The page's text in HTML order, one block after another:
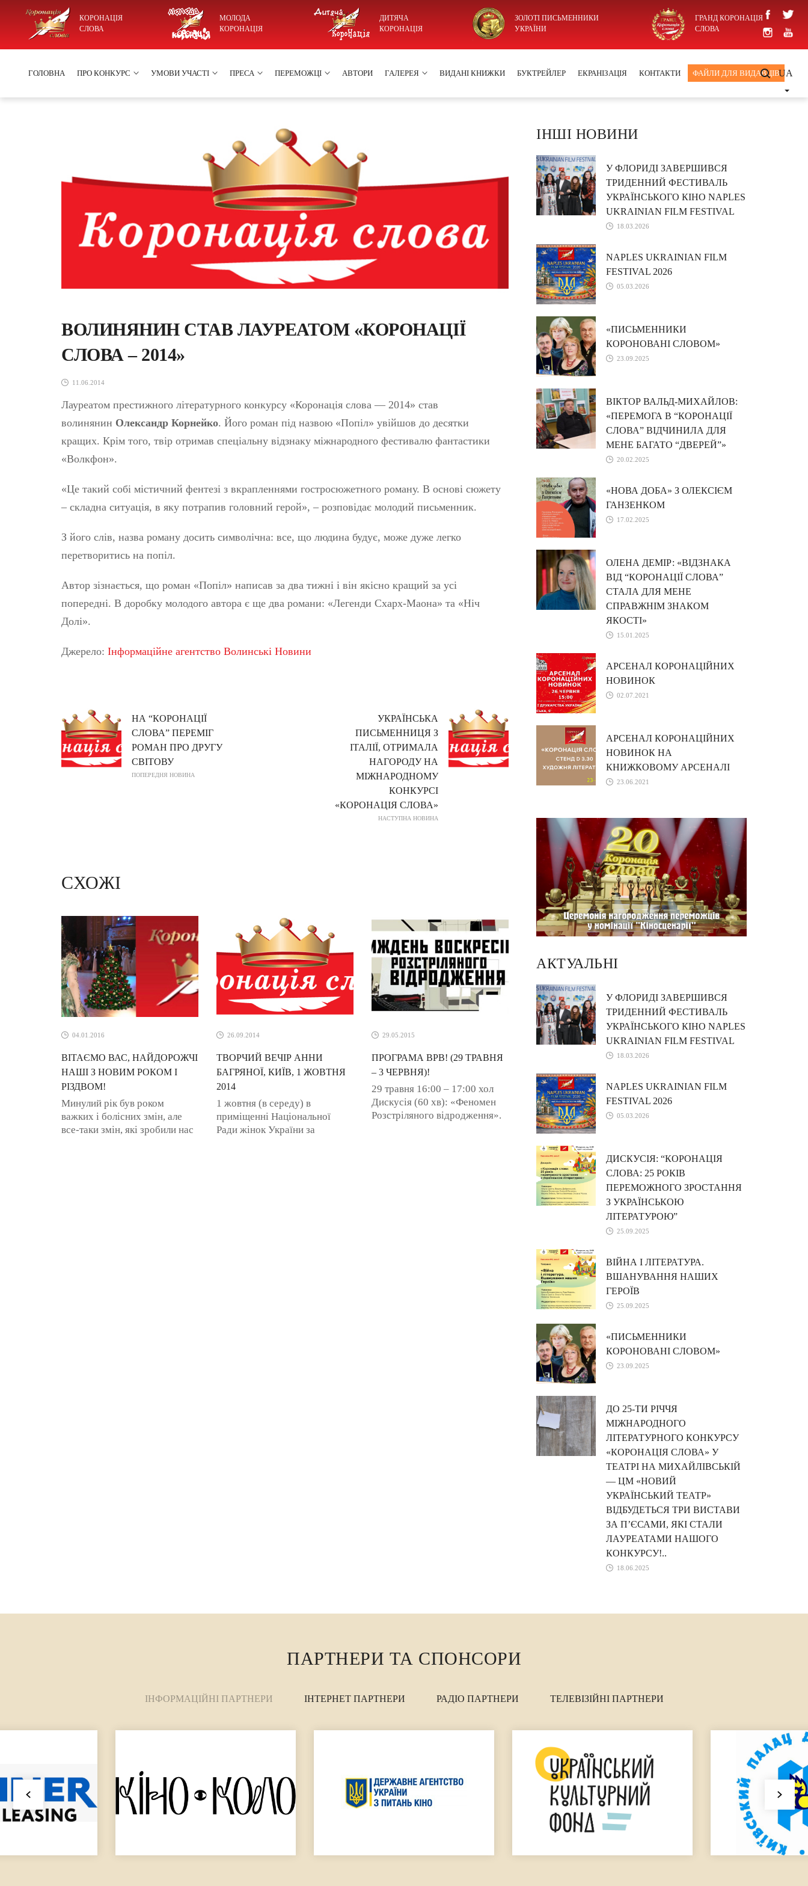
КОРОНАЦІЯ
СЛОВА
МОЛОДА
КОРОНАЦІЯ
ДИТЯЧА
КОРОНАЦІЯ
ЗОЛОТІ ПИСЬМЕННИКИ
УКРАЇНИ
ГРАНД КОРОНАЦІЯ
СЛОВА
ГОЛОВНА ПРО КОНКУРС УМОВИ УЧАСТІ ПРЕСА ПЕРЕМОЖЦІ АВТОРИ ГАЛЕРЕЯ ВИДАНІ КНИЖКИ БУКТРЕЙЛЕР ЕКРАНІЗАЦІЯ КОНТАКТИ ФАЙЛИ ДЛЯ ВИДАВЦІВUA
ВОЛИНЯНИН СТАВ ЛАУРЕАТОМ «КОРОНАЦІЇ
СЛОВА – 2014»
11.06.2014
Лауреатом престижного літературного конкурсу «Коронація слова — 2014» став
волинянин Олександр Корнейко. Його роман під назвою «Попіл» увійшов до десятки
кращих. Крім того, твір отримав спеціальну відзнаку міжнародного фестивалю фантастики
«Волкфон».
«Це такий собі містичний фентезі з вкрапленнями гостросюжетного роману. В основі сюжету
– складна ситуація, в яку потрапив головний герой», – розповідає молодий письменник.
З його слів, назва роману досить символічна: все, що людина будує, може дуже легко
перетворитись на попіл.
Автор зізнається, що роман «Попіл» написав за два тижні і він якісно кращий за усі
попередні. В доробку молодого автора є ще два романи: «Легенди Схарх-Маона» та «Ніч
Долі».
Джерело: Інформаційне агентство Волинські Новини
НА “КОРОНАЦІЇ
СЛОВА” ПЕРЕМІГ
РОМАН ПРО ДРУГУ
СВІТОВУ
ПОПЕРЕДНЯ НОВИНА
УКРАЇНСЬКА
ПИСЬМЕННИЦЯ З
ІТАЛІЇ, ОТРИМАЛА
НАГОРОДУ НА
МІЖНАРОДНОМУ
КОНКУРСІ
«КОРОНАЦІЯ СЛОВА»
НАСТУПНА НОВИНА
СХОЖІ
04.01.2016
ВІТАЄМО ВАС, НАЙДОРОЖЧІ
НАШІ З НОВИМ РОКОМ І
РІЗДВОМ!
Минулий рік був роком
важких і болісних змін, але
все-таки змін, які зробили нас
26.09.2014
ТВОРЧИЙ ВЕЧІР АННИ
БАГРЯНОЇ, КИЇВ, 1 ЖОВТНЯ
2014
1 жовтня (в середу) в
приміщенні Національної
Ради жінок України за
29.05.2015
ПРОГРАМА ВРВ! (29 ТРАВНЯ
– 3 ЧЕРВНЯ)!
29 травня 16:00 – 17:00 хол
Дискусія (60 хв): «Феномен
Розстріляного відродження».
ІНШІ НОВИНИ
У ФЛОРИДІ ЗАВЕРШИВСЯ
ТРИДЕННИЙ ФЕСТИВАЛЬ
УКРАЇНСЬКОГО КІНО NAPLES
UKRAINIAN FILM FESTIVAL
18.03.2026
NAPLES UKRAINIAN FILM
FESTIVAL 2026
05.03.2026
«ПИСЬМЕННИКИ
КОРОНОВАНІ СЛОВОМ»
23.09.2025
ВІКТОР ВАЛЬД-МИХАЙЛОВ:
«ПЕРЕМОГА В “КОРОНАЦІЇ
СЛОВА” ВІДЧИНИЛА ДЛЯ
МЕНЕ БАГАТО “ДВЕРЕЙ”»
20.02.2025
«НОВА ДОБА» З ОЛЕКСІЄМ
ГАНЗЕНКОМ
17.02.2025
ОЛЕНА ДЕМІР: «ВІДЗНАКА
ВІД “КОРОНАЦІЇ СЛОВА”
СТАЛА ДЛЯ МЕНЕ
СПРАВЖНІМ ЗНАКОМ
ЯКОСТІ»
15.01.2025
АРСЕНАЛ КОРОНАЦІЙНИХ
НОВИНОК
02.07.2021
АРСЕНАЛ КОРОНАЦІЙНИХ
НОВИНОК НА
КНИЖКОВОМУ АРСЕНАЛІ
23.06.2021
АКТУАЛЬНІ
У ФЛОРИДІ ЗАВЕРШИВСЯ
ТРИДЕННИЙ ФЕСТИВАЛЬ
УКРАЇНСЬКОГО КІНО NAPLES
UKRAINIAN FILM FESTIVAL
18.03.2026
NAPLES UKRAINIAN FILM
FESTIVAL 2026
05.03.2026
ДИСКУСІЯ: “КОРОНАЦІЯ
СЛОВА: 25 РОКІВ
ПЕРЕМОЖНОГО ЗРОСТАННЯ
З УКРАЇНСЬКОЮ
ЛІТЕРАТУРОЮ”
25.09.2025
ВІЙНА І ЛІТЕРАТУРА.
ВШАНУВАННЯ НАШИХ
ГЕРОЇВ
25.09.2025
«ПИСЬМЕННИКИ
КОРОНОВАНІ СЛОВОМ»
23.09.2025
ДО 25-ТИ РІЧЧЯ
МІЖНАРОДНОГО
ЛІТЕРАТУРНОГО КОНКУРСУ
«КОРОНАЦІЯ СЛОВА» У
ТЕАТРІ НА МИХАЙЛІВСЬКІЙ
— ЦМ «НОВИЙ
УКРАЇНСЬКИЙ ТЕАТР»
ВІДБУДЕТЬСЯ ТРИ ВИСТАВИ
ЗА П’ЄСАМИ, ЯКІ СТАЛИ
ЛАУРЕАТАМИ НАШОГО
КОНКУРСУ!..
18.06.2025
ПАРТНЕРИ ТА СПОНСОРИ
ІНФОРМАЦІЙНІ ПАРТНЕРИ ІНТЕРНЕТ ПАРТНЕРИ РАДІО ПАРТНЕРИ ТЕЛЕВІЗІЙНІ ПАРТНЕРИ